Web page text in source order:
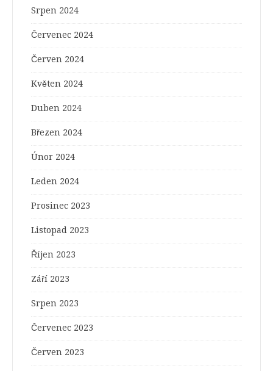
Srpen 2024
Červenec 2024
Červen 2024
Květen 2024
Duben 2024
Březen 2024
Únor 2024
Leden 2024
Prosinec 2023
Listopad 2023
Říjen 2023
Září 2023
Srpen 2023
Červenec 2023
Červen 2023